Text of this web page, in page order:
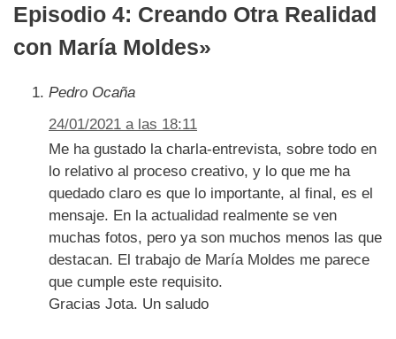
Episodio 4: Creando Otra Realidad
con María Moldes»
Pedro Ocaña
24/01/2021 a las 18:11
Me ha gustado la charla-entrevista, sobre todo en
lo relativo al proceso creativo, y lo que me ha
quedado claro es que lo importante, al final, es el
mensaje. En la actualidad realmente se ven
muchas fotos, pero ya son muchos menos las que
destacan. El trabajo de María Moldes me parece
que cumple este requisito.
Gracias Jota. Un saludo